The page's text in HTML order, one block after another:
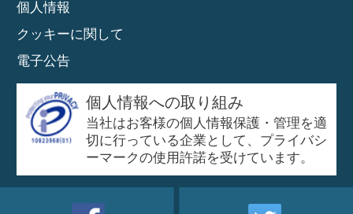
個人情報
クッキーに関して
電子公告
個人情報への取り組み
当社はお客様の個人情報保護・管理を適
切に行っている企業として、プライバシ
ーマークの使用許諾を受けています。